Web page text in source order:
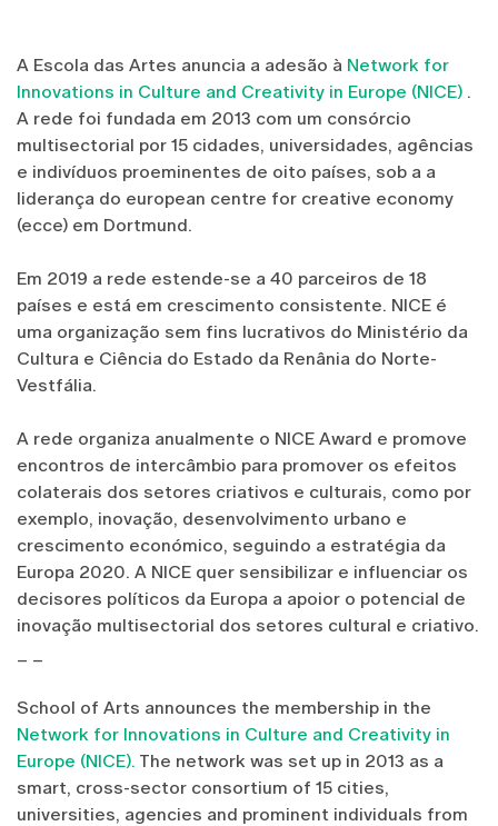
A Escola das Artes anuncia a adesão à Network for
Innovations in Culture and Creativity in Europe (NICE) .
A rede foi fundada em 2013 com um consórcio
multisectorial por 15 cidades, universidades, agências
e indivíduos proeminentes de oito países, sob a a
liderança do european centre for creative economy
(ecce) em Dortmund.
Em 2019 a rede estende-se a 40 parceiros de 18
países e está em crescimento consistente. NICE é
uma organização sem fins lucrativos do Ministério da
Cultura e Ciência do Estado da Renânia do Norte-
Vestfália.
A rede organiza anualmente o NICE Award e promove
encontros de intercâmbio para promover os efeitos
colaterais dos setores criativos e culturais, como por
exemplo, inovação, desenvolvimento urbano e
crescimento económico, seguindo a estratégia da
Europa 2020. A NICE quer sensibilizar e influenciar os
decisores políticos da Europa a apoior o potencial de
inovação multisectorial dos setores cultural e criativo.
School of Arts announces the membership in the
Network for Innovations in Culture and Creativity in
Europe (NICE). The network was set up in 2013 as a
smart, cross-sector consortium of 15 cities,
universities, agencies and prominent individuals from